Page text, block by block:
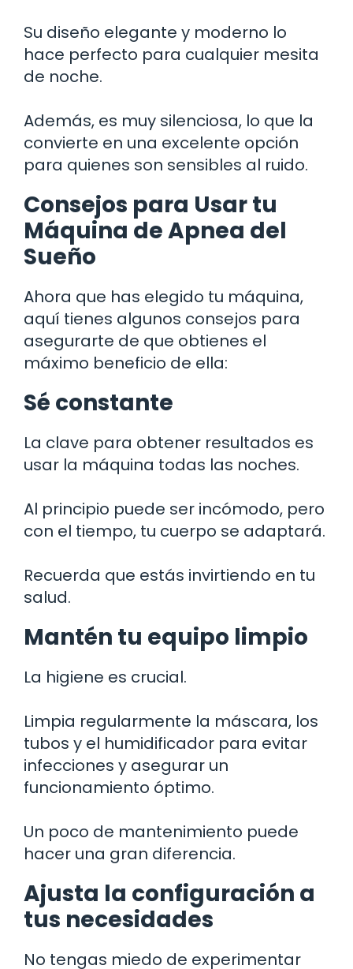
Su diseño elegante y moderno lo
hace perfecto para cualquier mesita
de noche.
Además, es muy silenciosa, lo que la
convierte en una excelente opción
para quienes son sensibles al ruido.
Consejos para Usar tu
Máquina de Apnea del
Sueño
Ahora que has elegido tu máquina,
aquí tienes algunos consejos para
asegurarte de que obtienes el
máximo beneficio de ella:
Sé constante
La clave para obtener resultados es
usar la máquina todas las noches.
Al principio puede ser incómodo, pero
con el tiempo, tu cuerpo se adaptará.
Recuerda que estás invirtiendo en tu
salud.
Mantén tu equipo limpio
La higiene es crucial.
Limpia regularmente la máscara, los
tubos y el humidificador para evitar
infecciones y asegurar un
funcionamiento óptimo.
Un poco de mantenimiento puede
hacer una gran diferencia.
Ajusta la configuración a
tus necesidades
No tengas miedo de experimentar